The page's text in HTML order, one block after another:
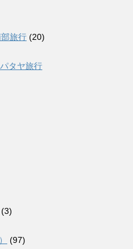
旅行 (20)
タヤ旅行
(3)
(97)